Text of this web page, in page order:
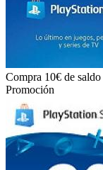
Compra 10€ de saldo
Promoción